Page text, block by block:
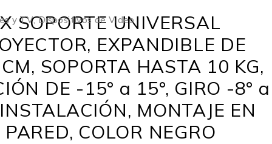
y TV,Dispositivos de Video
SOPORTE UNIVERSAL
EXPANDIBLE DE
SOPORTA HASTA 10 KG,
DE -15° a 15°, GIRO -8° a
MONTAJE EN
COLOR NEGRO